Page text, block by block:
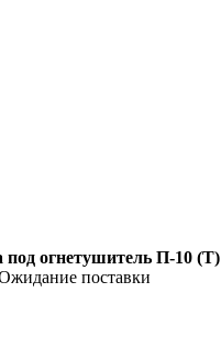
под огнетушитель П-10 (T)
поставки